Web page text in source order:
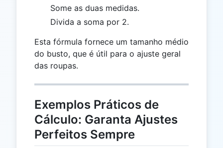
Some as duas medidas.
Divida a soma por 2.
Esta fórmula fornece um tamanho médio
do busto, que é útil para o ajuste geral
das roupas.
Exemplos Práticos de
Cálculo: Garanta Ajustes
Perfeitos Sempre